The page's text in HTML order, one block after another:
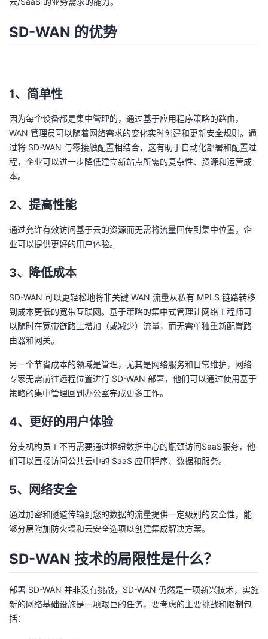
SD-WAN 的优势
1、简单性
因为每个设备都是集中管理的，通过基于应用程序策略的路由，
WAN 管理员可以随着网络需求的变化实时创建和更新安全规则。通
过将 SD-WAN 与零接触配置相结合，这有助于自动化部署和配置过
程，企业可以进一步降低建立新站点所需的复杂性、资源和运营成
本。
2、提高性能
通过允许有效访问基于云的资源而无需将流量回传到集中位置，企
业可以提供更好的用户体验。
3、降低成本
SD-WAN 可以更轻松地将非关键 WAN 流量从私有 MPLS 链路转移
到成本更低的宽带互联网。基于策略的集中式管理让网络工程师可
以随时在宽带链路上增加（或减少）流量，而无需单独重新配置路
由器和网关。
另一个节省成本的领域是管理，尤其是网络服务和日常维护，网络
专家无需前往远程位置进行 SD-WAN 部署，他们可以通过使用基于
策略的集中管理回到办公室完成更多工作。
4、更好的用户体验
分支机构员工不再需要通过枢纽数据中心的瓶颈访问SaaS服务，他
们可以直接访问公共云中的 SaaS 应用程序、数据和服务。
5、网络安全
通过加密和隧道传输到您的数据的流量提供一定级别的安全性，能
够分层附加防火墙和云安全选项以创建集成解决方案。
SD-WAN 技术的局限性是什么？
部署 SD-WAN 并非没有挑战，SD-WAN 仍然是一项新兴技术，实施
新的网络基础设施是一项艰巨的任务，要考虑的主要挑战和限制包
括：